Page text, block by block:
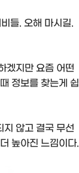
들. 오해 마시길.
겠지만 요즘 어떤
정보를 찾는게 쉽
지 않고 결국 무선
높아진 느낌이다.